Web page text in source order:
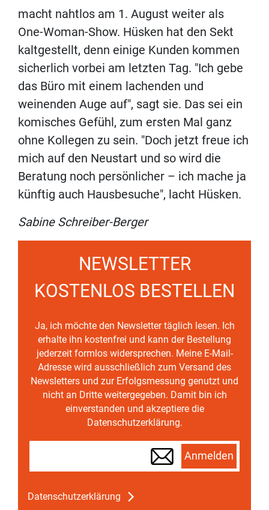
macht nahtlos am 1. August weiter als
One-Woman-Show. Hüsken hat den Sekt
kaltgestellt, denn einige Kunden kommen
sicherlich vorbei am letzten Tag. "Ich gebe
das Büro mit einem lachenden und
weinenden Auge auf", sagt sie. Das sei ein
komisches Gefühl, zum ersten Mal ganz
ohne Kollegen zu sein. "Doch jetzt freue ich
mich auf den Neustart und so wird die
Beratung noch persönlicher – ich mache ja
künftig auch Hausbesuche", lacht Hüsken.
Sabine Schreiber-Berger
NEWSLETTER
KOSTENLOS BESTELLEN
Ja, ich möchte den Newsletter täglich lesen. Ich
erhalte ihn kostenfrei und kann der Bestellung
jederzeit formlos widersprechen. Meine E-Mail-
Adresse wird ausschließlich zum Versand des
Newsletters und zur Erfolgsmessung genutzt und
nicht an Dritte weitergegeben. Damit bin ich
einverstanden und akzeptiere die
Datenschutzerklärung.
Anmelden
Datenschutzerklärung